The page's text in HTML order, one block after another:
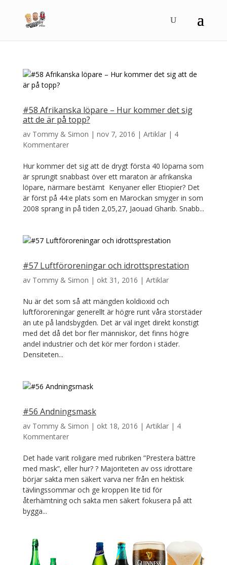
#58 Afrikanska löpare – Hur kommer det sig
att de är på topp?
av Tommy & Simon | nov 7, 2016 | Artiklar| 4
Kommentarer
Hur kommer det sig att de drygt första 40 löparna som
är sprungit snabbast över ett maraton är afrikanska
löpare, närmare bestämt Kenyaner eller Etiopier? Det
är först på 44:e plats som en Marockan smyger in som
2008 sprang in på tiden 2,05,27, Jaouad Gharib. Snabb...
#57 Luftföroreningar och idrottsprestation
av Tommy & Simon | okt 31, 2016 | Artiklar
Nu är det som så att mängden koldioxid och
luftföroreningar generellt är högre runt våra storstäder
än ute på landsbygden. Det är väl inget direkt konstigt
med det då det bor fler människor, det finns högre
andel industrier och det kör mer fordon i städer.
Densiteten...
#56 Andningsmask
av Tommy & Simon | okt 18, 2016 | Artiklar| 4
Kommentarer
Det hade varit roligare med rubriken ”Prestera bättre
med mask”, eller hur? ? Majoriteten av oss idrottare
börjar sakta men säkert varva ner från en hektisk
tävlingssommar och ge kroppen lite tid för
återhämtning och sakta men säkert fokusera på att
bygga...